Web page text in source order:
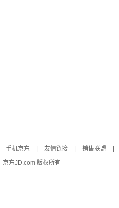
手机京东 友情链接 销售联盟
京东JD.com 版权所有